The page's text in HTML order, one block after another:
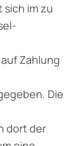
im zu
Zahlung
Die
dort der